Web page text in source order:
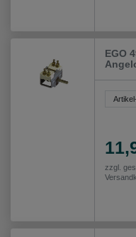
EGO
zzgl.